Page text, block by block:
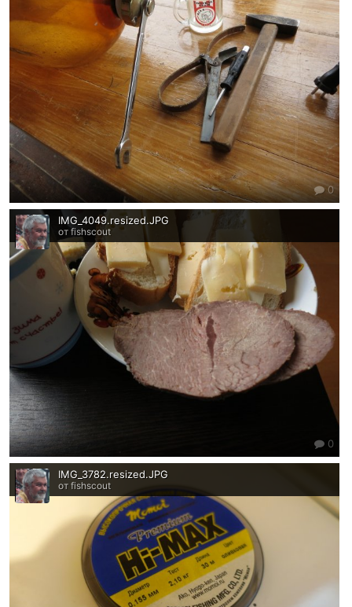
0
IMG_4049.resized.JPG
от fishscout
0
IMG_3782.resized.JPG
от fishscout